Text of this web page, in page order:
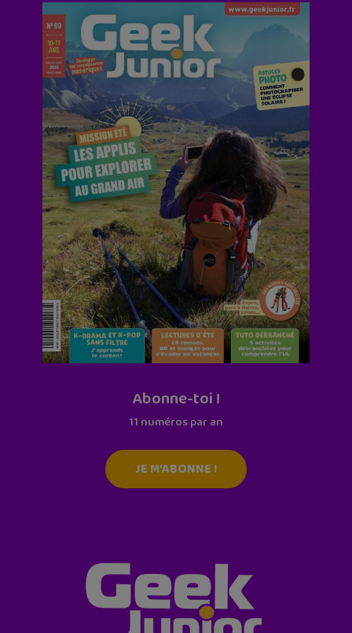
Abonne-toi !
11 numéros par an
JE M'ABONNE !